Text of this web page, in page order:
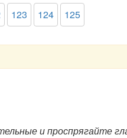
123 124 125
и проспрягайте